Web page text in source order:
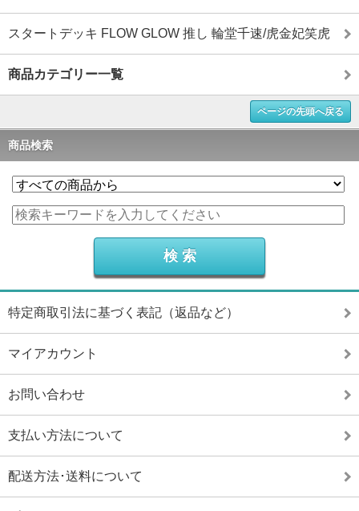
スタートデッキ FLOW GLOW 推し 輪堂千速/虎金妃笑虎
商品カテゴリー一覧
ページの先頭へ戻る
商品検索
特定商取引法に基づく表記（返品など）
マイアカウント
お問い合わせ
支払い方法について
配送方法･送料について